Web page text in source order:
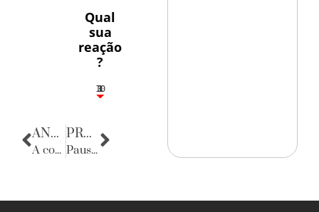
Qual
sua
reação
?
3
1
1
3
10
ANTERIOR
A confraternização do Tribunal de Justiça
PRÓXIMA
Pausa Poética